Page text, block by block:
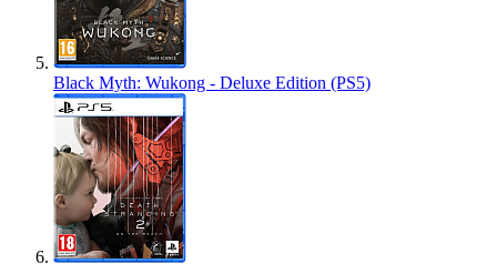
Black Myth: Wukong - Deluxe Edition (PS5)